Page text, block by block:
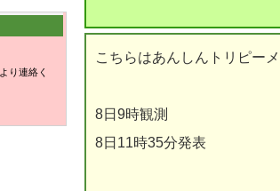
こちらはあんしんトリピーメ
8日9時観測
8日11時35分発表
より連絡く